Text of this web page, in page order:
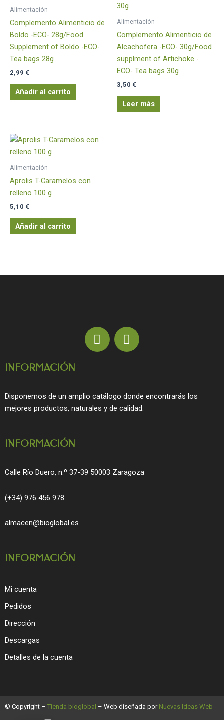
Alimentación
Complemento Alimenticio de
Boldo -ECO- 28g/Food
Supplement of Boldo -ECO-
Tea bags 28g
2,99 €
Añadir al carrito
Alimentación
Complemento Alimenticio de
Alcachofera -ECO- 30g/Food
supplment of Artichoke -
ECO- Tea bags 30g
3,50 €
Leer más
Alimentación
Aprolis T-Caramelos con
relleno 100 g
5,10 €
Añadir al carrito
F
a
o
o
I
n
g
r
INFORMACIÓN
Disponemos de un amplio catálogo donde encontrarás los
mejores productos, naturales y de calidad.
INFORMACIÓN
Calle Río Duero, n.º 37-39 50003 Zaragoza
(+34) 976 456 978
almacen@bioglobal.es
INFORMACIÓN
Mi cuenta
Pedidos
Dirección
Descargas
Detalles de la cuenta
© Copyright – Tienda bioglobal – Web diseñada por Nuevas Ideas Web